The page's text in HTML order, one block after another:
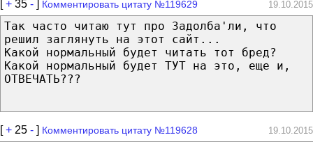
[+ 35 - ] Комментировать цитату №119629 19.10.2015
Так часто читаю тут про Задолба'ли, что
решил заглянуть на этот сайт...
Какой нормальный будет читать тот бред?
Какой нормальный будет ТУТ на это, еще и,
ОТВЕЧАТЬ???
[+ 25 - ] Комментировать цитату №119628 19.10.2015